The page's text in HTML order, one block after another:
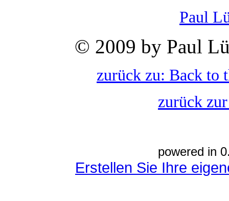
Paul
© 2009 by Paul
zurück zu: Back to
zurück
powered in
Erstellen Sie Ihre